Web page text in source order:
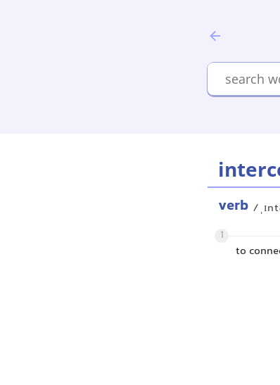
verb /
1
to